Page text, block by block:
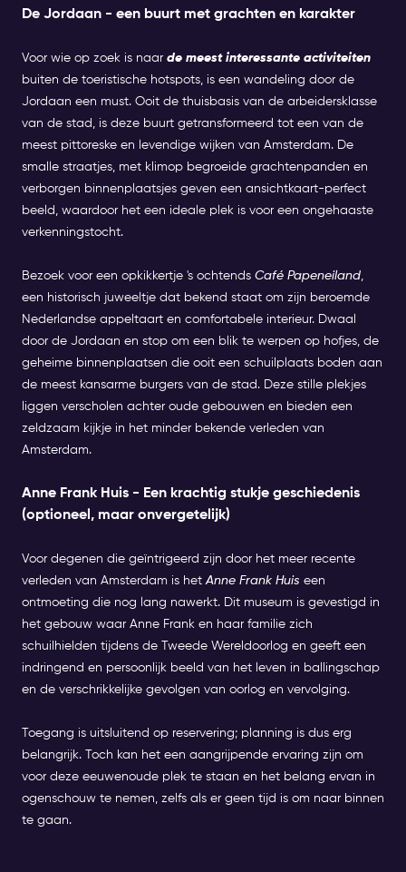
De Jordaan - een buurt met grachten en karakter
Voor wie op zoek is naar de meest interessante activiteiten
buiten de toeristische hotspots, is een wandeling door de
Jordaan een must. Ooit de thuisbasis van de arbeidersklasse
van de stad, is deze buurt getransformeerd tot een van de
meest pittoreske en levendige wijken van Amsterdam. De
smalle straatjes, met klimop begroeide grachtenpanden en
verborgen binnenplaatsjes geven een ansichtkaart-perfect
beeld, waardoor het een ideale plek is voor een ongehaaste
verkenningstocht.
Bezoek voor een opkikkertje 's ochtends Café Papeneiland,
een historisch juweeltje dat bekend staat om zijn beroemde
Nederlandse appeltaart en comfortabele interieur. Dwaal
door de Jordaan en stop om een blik te werpen op hofjes, de
geheime binnenplaatsen die ooit een schuilplaats boden aan
de meest kansarme burgers van de stad. Deze stille plekjes
liggen verscholen achter oude gebouwen en bieden een
zeldzaam kijkje in het minder bekende verleden van
Amsterdam.
Anne Frank Huis - Een krachtig stukje geschiedenis
(optioneel, maar onvergetelijk)
Voor degenen die geïntrigeerd zijn door het meer recente
verleden van Amsterdam is hetAnne Frank Huis een
ontmoeting die nog lang nawerkt. Dit museum is gevestigd in
het gebouw waar Anne Frank en haar familie zich
schuilhielden tijdens de Tweede Wereldoorlog en geeft een
indringend en persoonlijk beeld van het leven in ballingschap
en de verschrikkelijke gevolgen van oorlog en vervolging.
Toegang is uitsluitend op reservering; planning is dus erg
belangrijk. Toch kan het een aangrijpende ervaring zijn om
voor deze eeuwenoude plek te staan en het belang ervan in
ogenschouw te nemen, zelfs als er geen tijd is om naar binnen
te gaan.